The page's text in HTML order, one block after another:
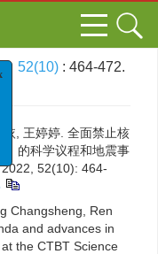
> 52(10) : 464-472.
, 王婷婷. 全面禁止核
）的科学议程和地震事
52(10): 464-
Changsheng, Ren
and advances in
the CTBT Science